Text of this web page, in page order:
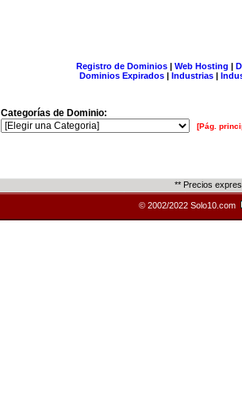
Registro de Dominios| Web Hosting |
Dominios Expirados | Industrias |
Categorías de Dominio:
[Pág.
** Precios
© 2002/2022 Solo10.com